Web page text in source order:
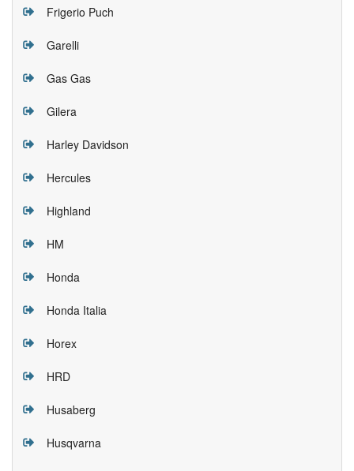
Frigerio Puch
Garelli
Gas Gas
Gilera
Harley Davidson
Hercules
Highland
HM
Honda
Honda Italia
Horex
HRD
Husaberg
Husqvarna